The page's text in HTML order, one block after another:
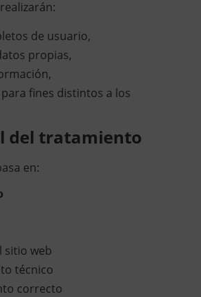
de usuario,
propias,
fines distintos a los
del tratamiento
en:
sitio web
técnico
correcto